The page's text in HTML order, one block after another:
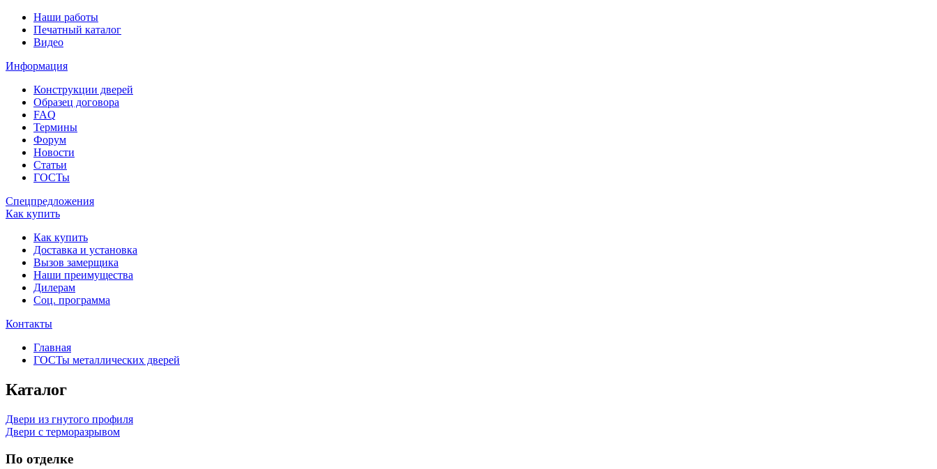
Наши работы
Печатный каталог
Видео
Информация
Конструкции дверей
Образец договора
FAQ
Термины
Форум
Новости
Статьи
ГОСТы
Спецпредложения
Как купить
Как купить
Доставка и установка
Вызов замерщика
Наши преимущества
Дилерам
Соц. программа
Контакты
Главная
ГОСТы металлических дверей
Каталог
Двери из гнутого профиля
Двери с терморазрывом
По отделке